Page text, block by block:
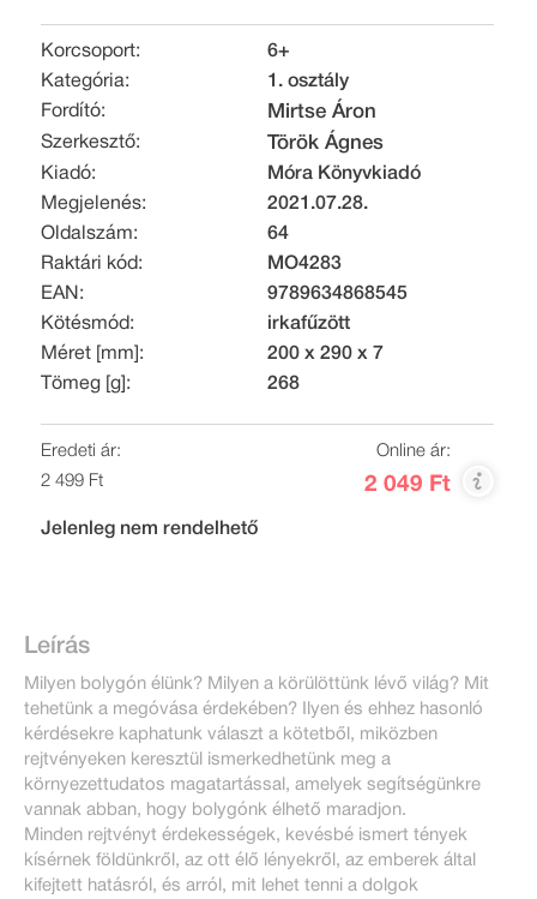
Korcsoport:
6+
Kategória:
1. osztály
Fordító:
Mirtse Áron
Szerkesztő: Török Ágnes
Kiadó:
Móra Könyvkiadó
Megjelenés:
2021.07.28.
Oldalszám:
64
Raktári kód:
MO4283
EAN:
9789634868545
Kötésmód:
irkafűzött
Méret [mm]:
200 x 290 x 7
Tömeg [g]:
268
Eredeti ár:
2 499 Ft
Online ár:
2 049 Ft
Jelenleg nem rendelhető
Leírás
Milyen bolygón élünk? Milyen a körülöttünk lévő világ? Mit
tehetünk a megóvása érdekében? Ilyen és ehhez hasonló
kérdésekre kaphatunk választ a kötetből, miközben
rejtvényeken keresztül ismerkedhetünk meg a
környezettudatos magatartással, amelyek segítségünkre
vannak abban, hogy bolygónk élhető maradjon.
Minden rejtvényt érdekességek, kevésbé ismert tények
kísérnek földünkről, az ott élő lényekről, az emberek által
kifejtett hatásról, és arról, mit lehet tenni a dolgok